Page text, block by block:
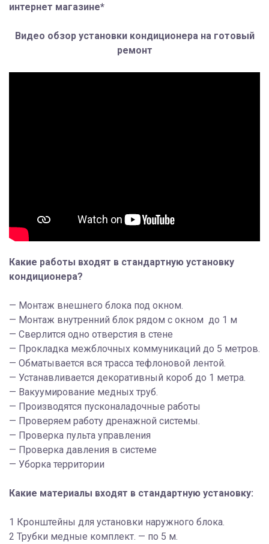
интернет магазине*
Видео обзор установки кондиционера на готовый
ремонт
Какие работы входят в стандартную установку
кондиционера?
— Монтаж внешнего блока под окном.
— Монтаж внутренний блок рядом с окном до 1 м
— Сверлится одно отверстия в стене
— Прокладка межблочных коммуникаций до 5 метров.
— Обматывается вся трасса тефлоновой лентой.
— Устанавливается декоративный короб до 1 метра.
— Вакуумирование медных труб.
— Производятся пусконаладочные работы
— Проверяем работу дренажной системы.
— Проверка пульта управления
— Проверка давления в системе
— Уборка территории
Какие материалы входят в стандартную установку:
1 Кронштейны для установки наружного блока.
2 Трубки медные комплект. — по 5 м.